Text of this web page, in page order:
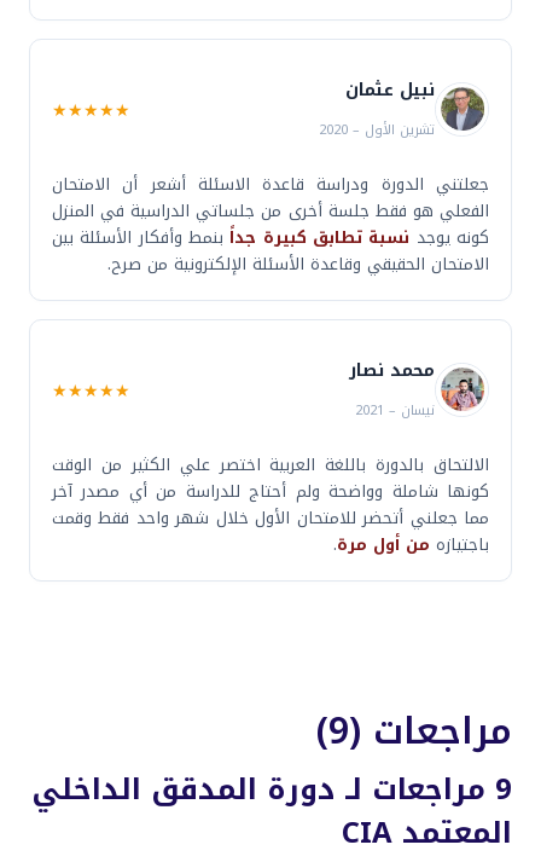
نبيل عثمان
تشرين الأول – 2020
★★★★★
جعلتني الدورة ودراسة قاعدة الاسئلة أشعر أن الامتحان
الفعلي هو فقط جلسة أخرى من جلساتي الدراسية في المنزل
كونه يوجد نسبة تطابق كبيرة جداً بنمط وأفكار الأسئلة بين
الامتحان الحقيقي وقاعدة الأسئلة الإلكترونية من صرح.
محمد نصار
نيسان – 2021
★★★★★
الالتحاق بالدورة باللغة العربية اختصر علي الكثير من الوقت
كونها شاملة وواضحة ولم أحتاج للدراسة من أي مصدر آخر
مما جعلني أتحضر للامتحان الأول خلال شهر واحد فقط وقمت
باجتيازه من أول مرة.
مراجعات (9)
9 مراجعات لـ دورة المدقق الداخلي
المعتمد CIA